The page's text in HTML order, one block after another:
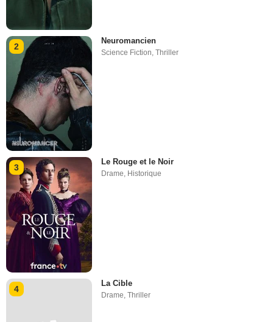
2
Neuromancien
Science Fiction,Thriller
3
Le Rouge et le Noir
Drame, Historique
4
La Cible
Drame ,Thriller